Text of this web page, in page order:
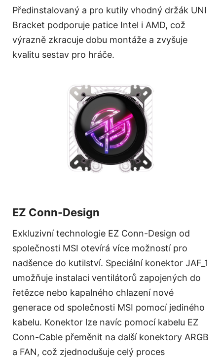
Předinstalovaný a pro kutily vhodný držák UNI
Bracket podporuje patice Intel i AMD, což
výrazně zkracuje dobu montáže a zvyšuje
kvalitu sestav pro hráče.
EZ Conn-Design
Exkluzivní technologie EZ Conn-Design od
společnosti MSI otevírá více možností pro
nadšence do kutilství. Speciální konektor JAF_1
umožňuje instalaci ventilátorů zapojených do
řetězce nebo kapalného chlazení nové
generace od společnosti MSI pomocí jediného
kabelu. Konektor lze navíc pomocí kabelu EZ
Conn-Cable přeměnit na další konektory ARGB
a FAN, což zjednodušuje celý proces